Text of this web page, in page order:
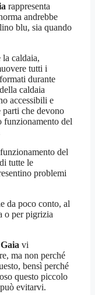
rappresenta
andrebbe
blu, sia quando
la caldaia,
tutti i
durante
caldaia
accessibili e
parti che devono
funzionamento del
del
tutte le
problemi
da poco conto, al
o per pigrizia
vi
ma non perché
bensì perché
questo piccolo
evitarvi.